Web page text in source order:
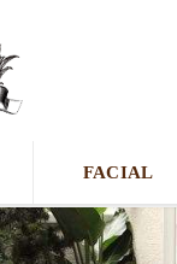
FACIAL